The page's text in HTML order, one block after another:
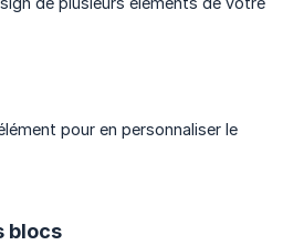
pour en personnaliser le
blocs